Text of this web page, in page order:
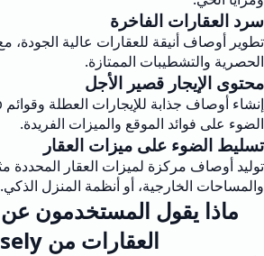
سرد العقارات الفاخرة
تطوير أوصاف أنيقة للعقارات عالية الجودة،
الحصرية والتشطيبات الممتازة.
محتوى الإيجار قصير الأجل
الضوء على فوائد الموقع والميزات الفريدة.
تسليط الضوء على ميزات العقار
توليد أوصاف مركزة لميزات العقار المحددة
والمساحات الخارجية، أو أنظمة المنزل الذكي.
ماذا يقول المستخدمون
العقارات من Musely